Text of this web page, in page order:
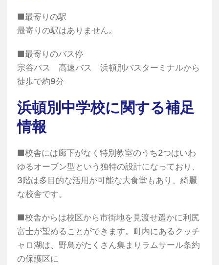
■最寄りの駅
最寄りの駅はありません。
■最寄りのバス停
宗谷バス 高速バス 浜頓別バスターミナルから
徒歩で約9分
浜頓別中学校に関する補足
情報
■校舎には廊下がなく特別教室のうち2つはいわ
ゆるオープン型という独特の設計になっており、
3階は多目的な活用が可能な大食堂もあり、綺麗
な校舎です。
■校舎からは校区から市街地を見渡せ遥かに利尻
富士が望めることができます。町内にあるクッチ
ャロ湖は、野鳥がたくさん集まりラムサール条約
の保護区に